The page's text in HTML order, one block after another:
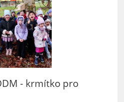
- krmítko pro